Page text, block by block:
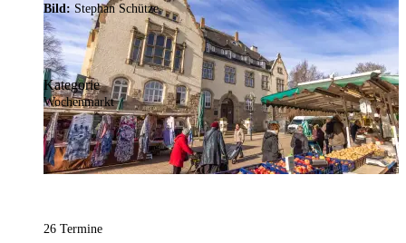
Bild: Stephan Schütze
Kategorie
Wochenmarkt
26 Termine